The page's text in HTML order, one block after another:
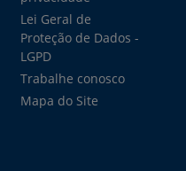
Lei Geral de
Proteção de Dados -
LGPD
Trabalhe conosco
Mapa do Site